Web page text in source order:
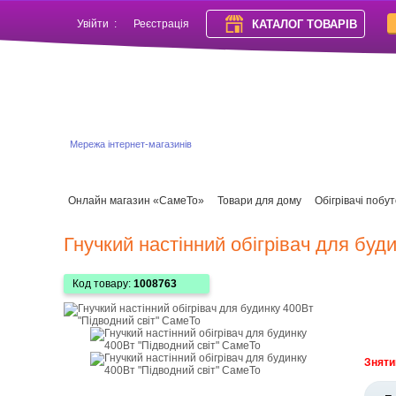
Увійти : Реєстрація КАТАЛОГ ТОВАРІВ
Мережа інтернет-магазинів
Онлайн магазин «СамеТо» Товари для дому Обігрівачі
Гнучкий настінний обігрівач для
Код товару: 1008763